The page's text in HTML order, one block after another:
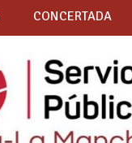
CONCERTADA